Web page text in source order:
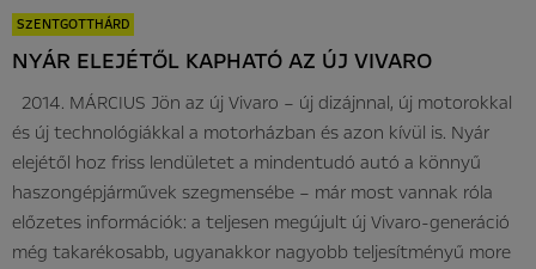
SZENTGOTTHÁRD
NYÁR ELEJÉTŐL KAPHATÓ AZ ÚJ VIVARO
2014. MÁRCIUS Jön az új Vivaro – új dizájnnal, új motorokkal
és új technológiákkal a motorházban és azon kívül is. Nyár
elejétől hoz friss lendületet a mindentudó autó a könnyű
haszongépjárművek szegmensébe – már most vannak róla
előzetes információk: a teljesen megújult új Vivaro-generáció
még takarékosabb, ugyanakkor nagyobb teljesítményű more